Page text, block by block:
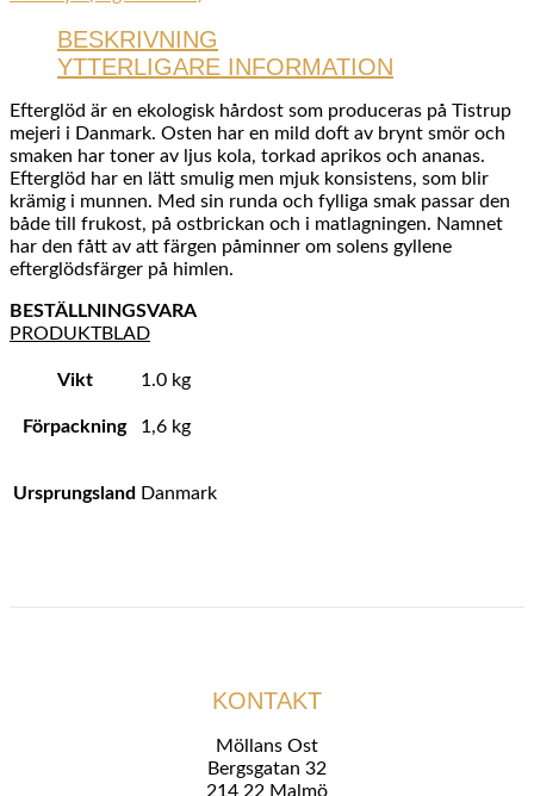
BESKRIVNING
YTTERLIGARE INFORMATION
Efterglöd är en ekologisk hårdost som produceras på Tistrup
mejeri i Danmark. Osten har en mild doft av brynt smör och
smaken har toner av ljus kola, torkad aprikos och ananas.
Efterglöd har en lätt smulig men mjuk konsistens, som blir
krämig i munnen. Med sin runda och fylliga smak passar den
både till frukost, på ostbrickan och i matlagningen. Namnet
har den fått av att färgen påminner om solens gyllene
efterglödsfärger på himlen.
BESTÄLLNINGSVARA
PRODUKTBLAD
Vikt 1.0 kg
Förpackning 1,6 kg
Ursprungsland Danmark
KONTAKT
Möllans Ost
Bergsgatan 32
214 22 Malmö